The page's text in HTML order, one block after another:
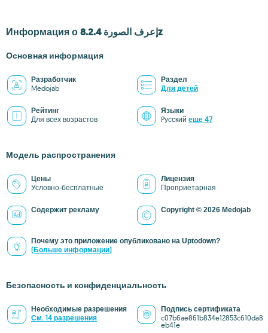
Информация о إعرف الصورة 8.2.4z
Основная информация
Разработчик
Medojab
Раздел
Для детей
Рейтинг
Для всех возрастов
Языки
Pусский еще 47
Модель распространения
Цены
Условно-бесплатные
Лицензия
Проприетарная
Содержит рекламу Copyright © 2026 Medojab
Почему это приложение опубликовано на Uptodown?
(Больше информации)
Безопасность и конфиденциальность
Необходимые разрешения
См. 14 разрешения
Подпись сертификата
c07b6ae861b834e12853c610da8
eb41e